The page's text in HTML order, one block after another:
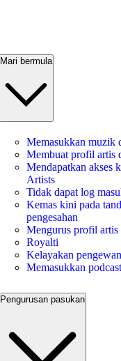
Mari bermula
Memasukkan muzik
Membuat profil artis
Mendapatkan akses
Artists
Tidak dapat log
Kemas kini pada
pengesahan
Mengurus profil artis
Royalti
Kelayakan
Memasukkan
Pengurusan pasukan